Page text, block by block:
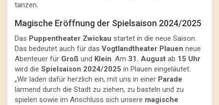
tanzen.
Magische Eröffnung der Spielsaison 2024/2025
Das Puppentheater Zwickau startet in die neue Saison.
Das bedeutet auch für das Vogtlandtheater Plauen neue
Abenteuer für Groß und Klein. Am 31. August ab 15 Uhr
wird die Spielsaison 2024/2025 in Plauen eingeläutet.
„Wir laden dafür herzlich ein, mit uns in einer Parade
lärmend durch die Stadt zu ziehen, zu basteln und zu
spielen sowie im Anschluss sich unsere magische